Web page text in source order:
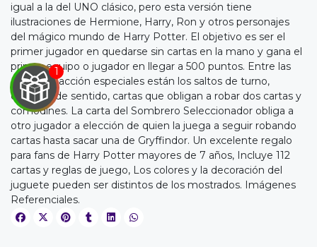
igual a la del UNO clásico, pero esta versión tiene
ilustraciones de Hermione, Harry, Ron y otros personajes
del mágico mundo de Harry Potter. El objetivo es ser el
primer jugador en quedarse sin cartas en la mano y gana el
primer equipo o jugador en llegar a 500 puntos. Entre las
cartas de acción especiales están los saltos de turno,
cambios de sentido, cartas que obligan a robar dos cartas y
comodines. La carta del Sombrero Seleccionador obliga a
otro jugador a elección de quien la juega a seguir robando
cartas hasta sacar una de Gryffindor. Un excelente regalo
para fans de Harry Potter mayores de 7 años, Incluye 112
cartas y reglas de juego, Los colores y la decoración del
juguete pueden ser distintos de los mostrados. Imágenes
Referenciales.